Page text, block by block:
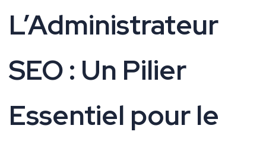
L’Administrateur
SEO : Un Pilier
Essentiel pour le